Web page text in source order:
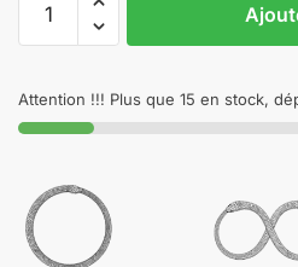
Attention !!! Plus que 15 en stock,